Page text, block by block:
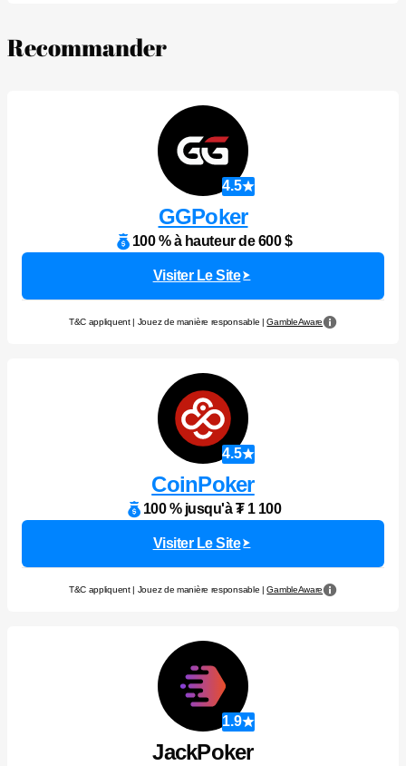
Recommander
4.5
GGPoker
100 % à hauteur de 600 $
Visiter Le Site
T&C appliquent | Jouez de manière responsable |GambleAware
4.5
CoinPoker
100 % jusqu'à ₮ 1 100
Visiter Le Site
T&C appliquent | Jouez de manière responsable |GambleAware
1.9
JackPoker